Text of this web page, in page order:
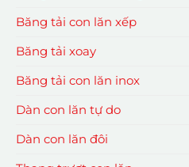
Băng tải con lăn xếp
Băng tải xoay
Băng tải con lăn inox
Dàn con lăn tự do
Dàn con lăn đôi